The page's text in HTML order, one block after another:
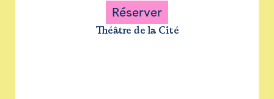
Réserver
Théâtre de la Cité